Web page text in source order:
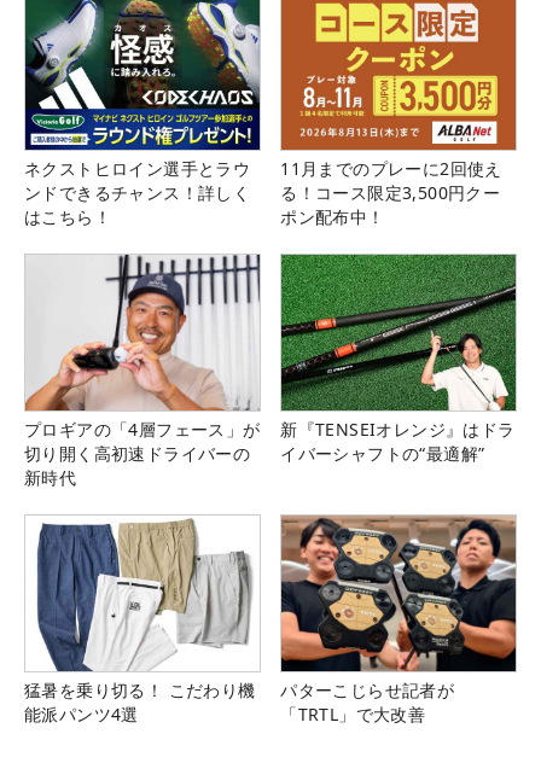
ネクストヒロイン選手とラウ
ンドできるチャンス！詳しく
はこちら！
11月までのプレーに2回使え
る！コース限定3,500円クー
ポン配布中！
プロギアの「4層フェース」が
切り開く高初速ドライバーの
新時代
新『TENSEIオレンジ』はドラ
イバーシャフトの“最適解”
猛暑を乗り切る！ こだわり機
能派パンツ4選
パターこじらせ記者が
「TRTL」で大改善